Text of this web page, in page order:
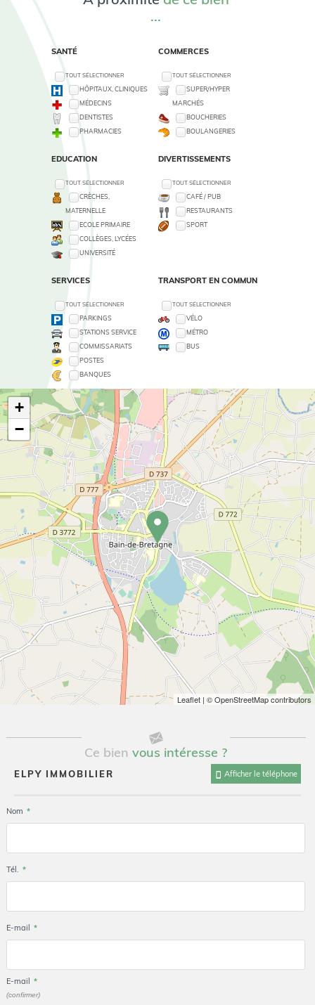
...
SANTÉ
TOUT SÉLECTIONNER
HÔPITAUX, CLINIQUES
MÉDECINS
DENTISTES
PHARMACIES
COMMERCES
TOUT SÉLECTIONNER
SUPER/HYPER
MARCHÉS
BOUCHERIES
BOULANGERIES
EDUCATION
TOUT SÉLECTIONNER
CRÈCHES,
MATERNELLE
ECOLE PRIMAIRE
COLLÈGES, LYCÉES
UNIVERSITÉ
DIVERTISSEMENTS
TOUT SÉLECTIONNER
CAFÉ / PUB
RESTAURANTS
SPORT
SERVICES
TOUT SÉLECTIONNER
PARKINGS
STATIONS SERVICE
COMMISSARIATS
POSTES
BANQUES
TRANSPORT EN COMMUN
TOUT SÉLECTIONNER
VÉLO
MÉTRO
BUS
+
−
Leaflet | © OpenStreetMap contributors
Ce bienvous intéresse ?
ELPY IMMOBILIER Afficher le téléphone
Nom *
Tél. *
E-mail *
E-mail *
(confirmer)